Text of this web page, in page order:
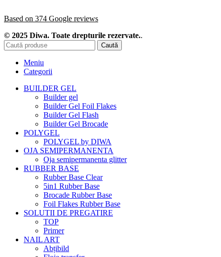
Based on 374 Google reviews
© 2025 Diwa. Toate drepturile rezervate..
Caută
Meniu
Categorii
BUILDER GEL
Builder gel
Builder Gel Foil Flakes
Builder Gel Flash
Builder Gel Brocade
POLYGEL
POLYGEL by DIWA
OJA SEMIPERMANENTA
Oja semipermanenta glitter
RUBBER BASE
Rubber Base Clear
5in1 Rubber Base
Brocade Rubber Base
Foil Flakes Rubber Base
SOLUTII DE PREGATIRE
TOP
Primer
NAIL ART
Abțibild